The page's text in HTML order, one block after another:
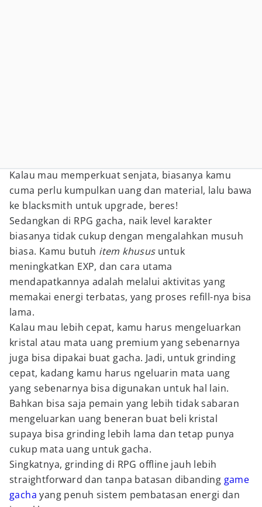
Kalau mau memperkuat senjata, biasanya kamu
cuma perlu kumpulkan uang dan material, lalu bawa
ke blacksmith untuk upgrade, beres!
Sedangkan di RPG gacha, naik level karakter
biasanya tidak cukup dengan mengalahkan musuh
biasa. Kamu butuh item khususuntuk
meningkatkan EXP, dan cara utama
mendapatkannya adalah melalui aktivitas yang
memakai energi terbatas, yang proses refill-nya bisa
lama.
Kalau mau lebih cepat, kamu harus mengeluarkan
kristal atau mata uang premium yang sebenarnya
juga bisa dipakai buat gacha. Jadi, untuk grinding
cepat, kadang kamu harus ngeluarin mata uang
yang sebenarnya bisa digunakan untuk hal lain.
Bahkan bisa saja pemain yang lebih tidak sabaran
mengeluarkan uang beneran buat beli kristal
supaya bisa grinding lebih lama dan tetap punya
cukup mata uang untuk gacha.
Singkatnya, grinding di RPG offline jauh lebih
straightforward dan tanpa batasan dibanding game
gacha yang penuh sistem pembatasan energi dan